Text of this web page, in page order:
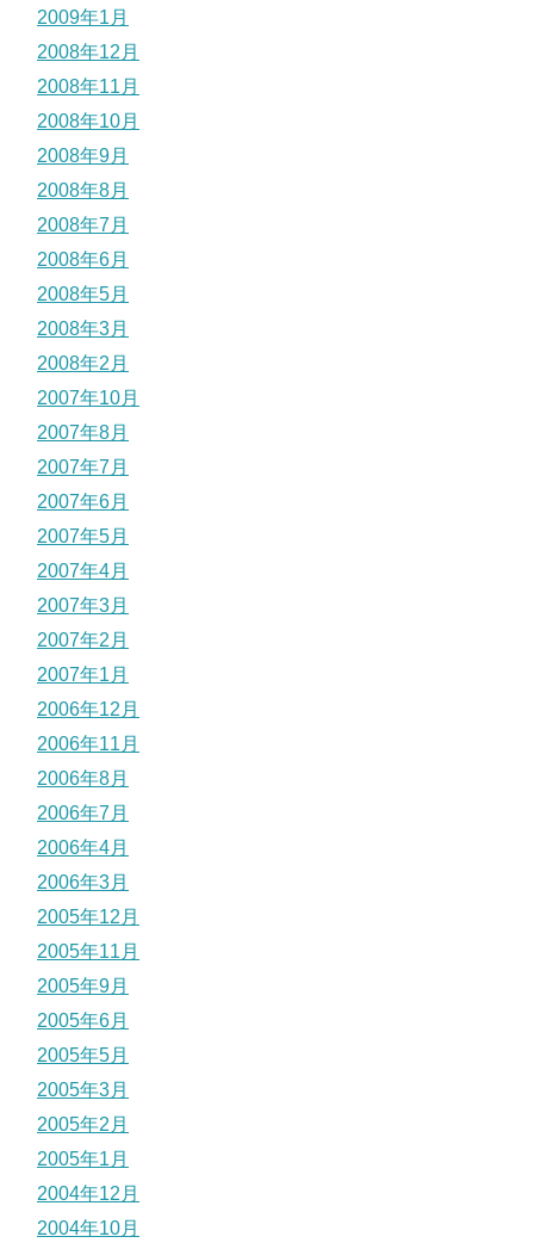
2009年1月
2008年12月
2008年11月
2008年10月
2008年9月
2008年8月
2008年7月
2008年6月
2008年5月
2008年3月
2008年2月
2007年10月
2007年8月
2007年7月
2007年6月
2007年5月
2007年4月
2007年3月
2007年2月
2007年1月
2006年12月
2006年11月
2006年8月
2006年7月
2006年4月
2006年3月
2005年12月
2005年11月
2005年9月
2005年6月
2005年5月
2005年3月
2005年2月
2005年1月
2004年12月
2004年10月